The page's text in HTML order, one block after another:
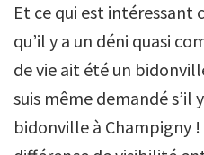
Et ce qui est intéressant
qu’il y a un déni quasi
de vie ait été un
suis même demandé
bidonville à Champigny !